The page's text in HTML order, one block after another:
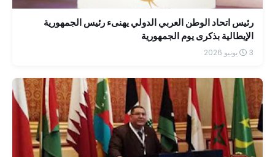
رئيس اتحاد الوطن العربي الدولي يهنىء رئيس الجمهورية
الإيطالية بذكرى يوم الجمهورية
3 يونيو 2026